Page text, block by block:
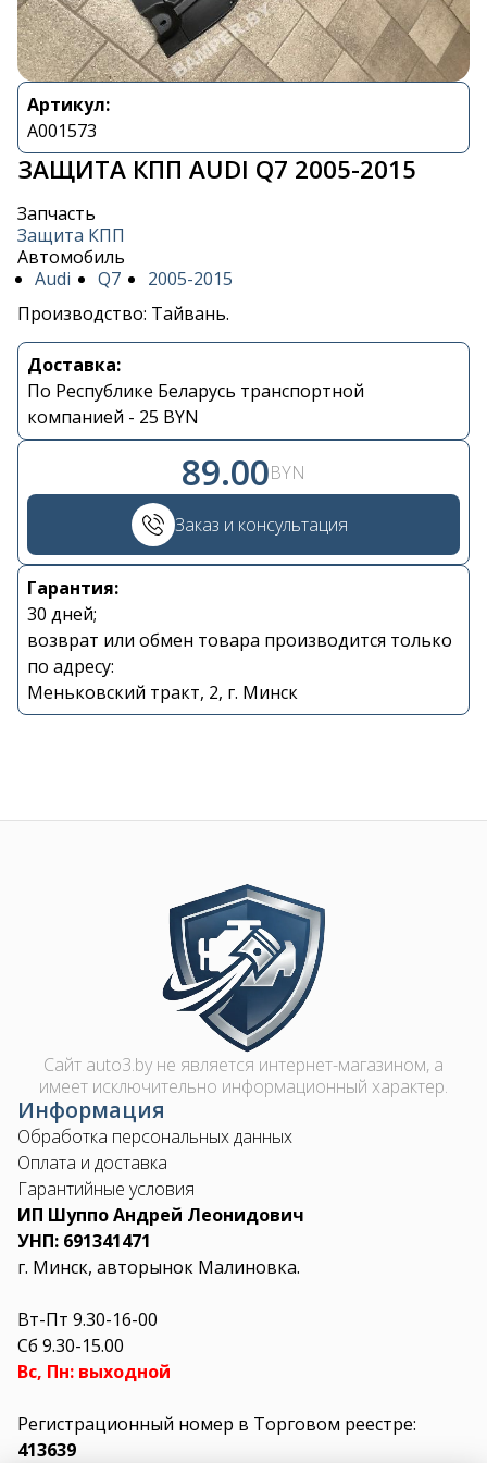
Артикул:
A001573
ЗАЩИТА КПП AUDI Q7 2005-2015
Запчасть
Защита КПП
Автомобиль
Audi
Q7
2005-2015
Производство: Тайвань.
Доставка:
По Республике Беларусь транспортной
компанией - 25 BYN
89.00BYN
Заказ и консультация
Гарантия:
30 дней;
возврат или обмен товара производится только
по адресу:
Меньковский тракт, 2, г. Минск
+375 29 870 15 80
Viber
shupik21@bk.ru
Image
Сайт auto3.by не является интернет-магазином, а
имеет исключительно информационный характер.
Информация
Обработка персональных данных
Оплата и доставка
Гарантийные условия
ИП Шуппо Андрей Леонидович
УНП: 691341471
г. Минск, авторынок Малиновка.
Вт-Пт 9.30-16-00
Сб 9.30-15.00
Вс, Пн: выходной
Регистрационный номер в Торговом реестре:
413639